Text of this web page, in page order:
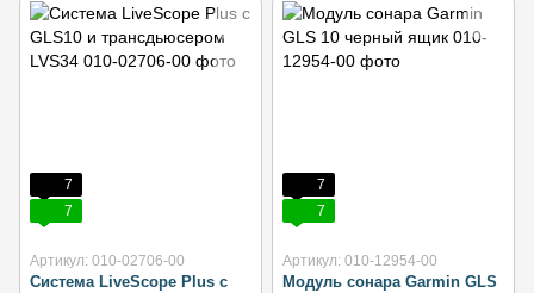
7
7
Артикул: 010-02706-00
Система LiveScope Plus с
7
7
Артикул: 010-12954-00
Модуль сонара Garmin GLS